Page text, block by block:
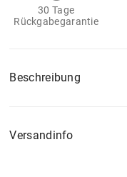
30 Tage
Rückgabegarantie
Beschreibung
Versandinfo